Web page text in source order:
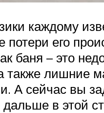
каждому
потери его
баня – это
также лишние
А сейчас вы
в этой